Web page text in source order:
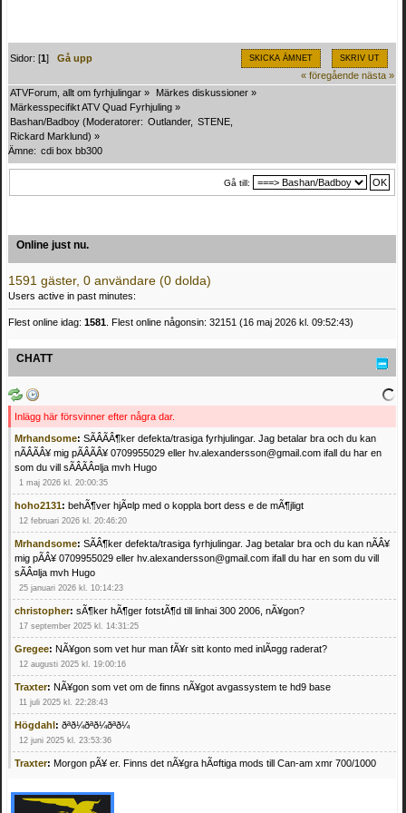
SKICKA ÄMNET SKRIV UT
Sidor: [1]Gå upp
« föregående nästa »
ATVForum, allt om fyrhjulingar » Märkes diskussioner »
Märkesspecifikt ATV Quad Fyrhjuling »
Bashan/Badboy (Moderatorer: Outlander, STENE
Rickard Marklund) »
Ämne: cdi box bb300
Gå till:
Online just nu.
1591 gäster, 0 användare (0 dolda)
Users active in past minutes:
Flest online idag: 1581. Flest online någonsin: 32151 (16 maj 2026 kl. 09:52:43)
CHATT
Inlägg här försvinner efter några dar.
Mrhandsome: SÃÂÃÂ¶ker defekta/trasiga fyrhjulingar. Jag betalar bra och du kan
nÃÂÃÂ¥ mig pÃÂÃÂ¥ 0709955029 eller hv.alexandersson@gmail.com ifall du har en
som du vill sÃÂÃÂ¤lja mvh Hugo
1 maj 2026 kl. 20:00:35
hoho2131: behÃ¶ver hjÃ¤lp med o koppla bort dess e de mÃ¶jligt
12 februari 2026 kl. 20:46:20
Mrhandsome: SÃÂ¶ker defekta/trasiga fyrhjulingar. Jag betalar bra och du kan nÃÂ¥
mig pÃÂ¥ 0709955029 eller hv.alexandersson@gmail.com ifall du har en som du vill
sÃÂ¤lja mvh Hugo
25 januari 2026 kl. 10:14:23
christopher: sÃ¶ker hÃ¶ger fotstÃ¶d till linhai 300 2006, nÃ¥gon?
17 september 2025 kl. 14:31:25
Gregee: NÃ¥gon som vet hur man fÃ¥r sitt konto med inlÃ¤gg raderat?
12 augusti 2025 kl. 19:00:16
Traxter: NÃ¥gon som vet om de finns nÃ¥got avgassystem te hd9 base
11 juli 2025 kl. 22:28:43
Högdahl: ðªð¼ðªð¼ðªð¼
12 juni 2025 kl. 23:53:36
Traxter: Morgon pÃ¥ er. Finns det nÃ¥gra hÃ¤ftiga mods till Can-am xmr 700/1000
Mrhandsome:SÃ¶ker defekta/trasiga fyrhjulingar. Jag betalar bra och du kan nÃ¥ mig